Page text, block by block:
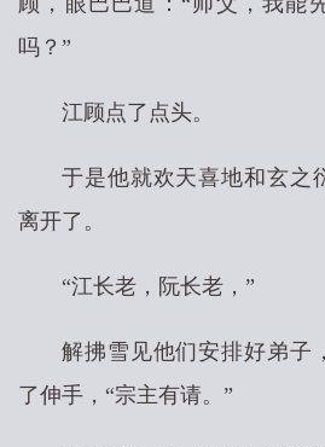
吗？”
江顾点了点头。
于是他就欢天喜地和玄之
离开了。
“江长老，阮长老，”
解拂雪见他们安排好弟子
了伸手，“宗主有请。”